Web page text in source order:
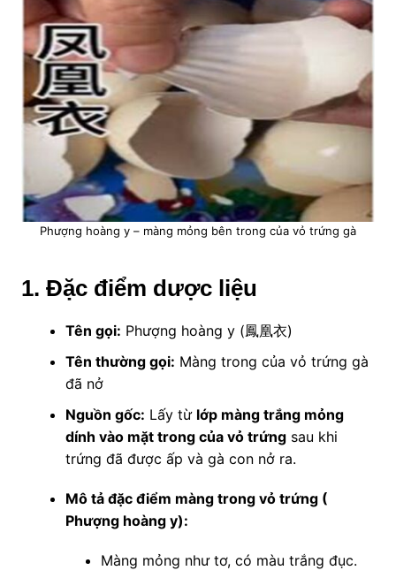
Phượng hoàng y – màng mỏng bên trong của vỏ trứng gà
1. Đặc điểm dược liệu
Tên gọi: Phượng hoàng y (鳳凰衣)
Tên thường gọi: Màng trong của vỏ trứng gà
đã nở
Nguồn gốc: Lấy từ lớp màng trắng mỏng
dính vào mặt trong của vỏ trứngsau khi
trứng đã được ấp và gà con nở ra.
Mô tả đặcđiểm màng trong vỏ trứng (
Phượng hoàng y):
Màng mỏng như tơ, có màu trắng đục.